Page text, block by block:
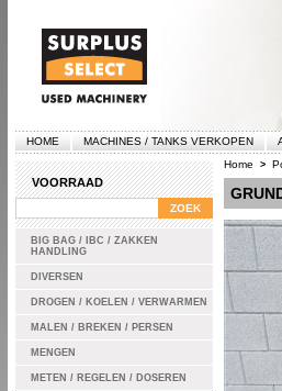
HOME MACHINES / TANKS VERKOPEN
VOORRAAD
BIG BAG / IBC / ZAKKEN
HANDLING
DIVERSEN
DROGEN / KOELEN / VERWARMEN
MALEN / BREKEN / PERSEN
MENGEN
METEN / REGELEN / DOSEREN
Home >